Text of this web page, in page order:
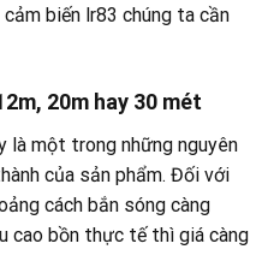
biến lr83 chúng ta cần
20m hay 30 mét
là một trong những nguyên
của sản phẩm. Đối với
cách bắn sóng càng
cao bồn thực tế thì giá càng